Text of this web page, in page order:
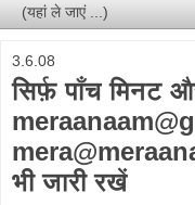
3.6.08
सिर्फ़ पाँच मिनट
भी जारी रखें